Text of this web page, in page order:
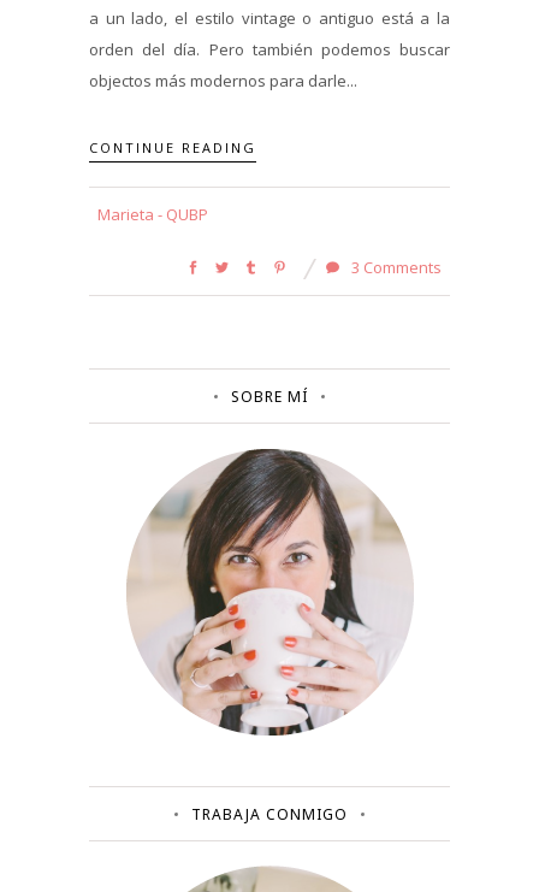
a un lado, el estilo vintage o antiguo está a la
orden del día. Pero también podemos buscar
objectos más modernos para darle...
CONTINUE READING
Marieta - QUBP
3 Comments
SOBRE MÍ
TRABAJA CONMIGO